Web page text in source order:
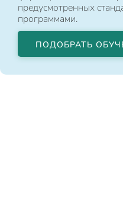
предусмотренных
программами.
ПОДОБРАТЬ